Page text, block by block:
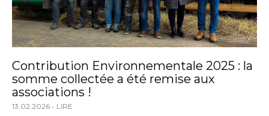
Contribution Environnementale 2025 : la
somme collectée a été remise aux
associations !
13.02.2026 LIRE